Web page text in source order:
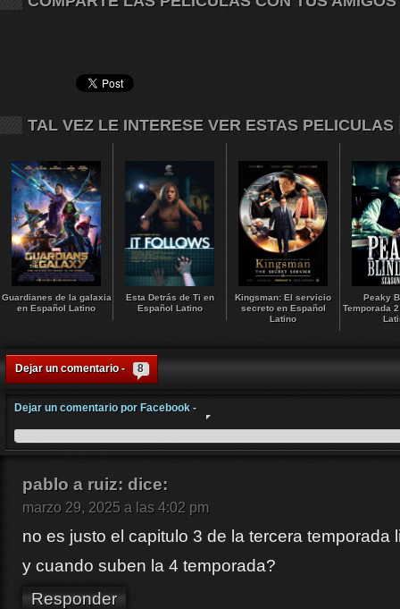
TAL VEZ LE INTERESE VER ESTAS PELICULAS
Guardianes de la galaxia
en Español Latino
Esta Detrás de Ti en
Español Latino
Kingsman: El servicio
secreto en Español
Latino
Peaky
Temporada
Dejar un comentario - 8
Dejar un comentario por Facebook -
pablo a ruiz: dice:
marzo 29, 2025 a las 4:02 pm
no es justo el capitulo 3 de la tercera temporada
y cuando suben la 4 temporada?
Responder